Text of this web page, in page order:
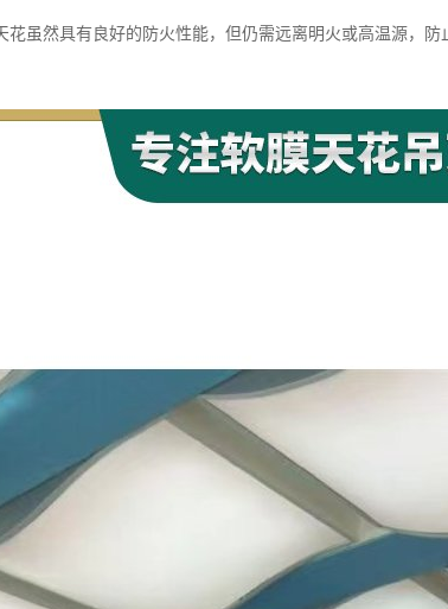
花虽然具有良好的防火性能，但仍需远离明火或高温源，防